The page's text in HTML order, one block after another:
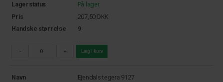
Lagerstatus
På lager
Pris
207,50 DKK
Handske størrelse
9
- + Læg i kurv
Navn
Ejendals tegera 9127